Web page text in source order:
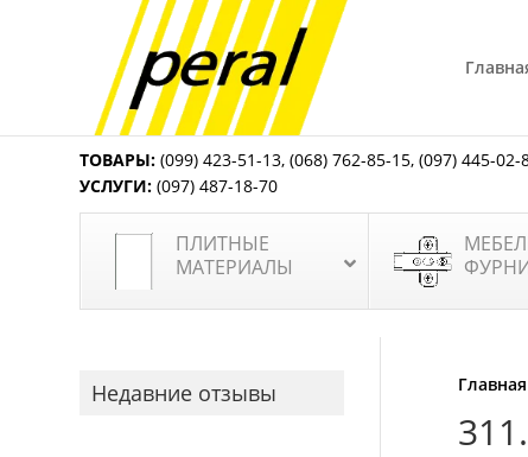
ТОВАРЫ: (099) 423-51-13,(068) 762-85-15,(097) 445-02-
УСЛУГИ: (097) 487-18-70
ПЛИТНЫЕ
МАТЕРИАЛЫ
Главная
Недавние отзывы